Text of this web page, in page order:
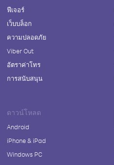
ฟีเจอร์
เว็บบล็อก
ความปลอดภัย
Viber Out
อัตราค่าโทร
การสนับสนุน
ดาวน์โหลด
Android
iPhone & iPad
Windows PC